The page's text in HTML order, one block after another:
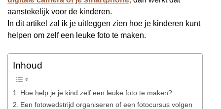
aanstekelijk voor de kinderen.
In dit artikel zal ik je uitleggen zien hoe je kinderen kunt
helpen om zelf een leuke foto te maken.
Inhoud
Hoe help je je kind zelf een leuke foto te maken?
Een fotowedstrijd organiseren of een fotocursus volgen